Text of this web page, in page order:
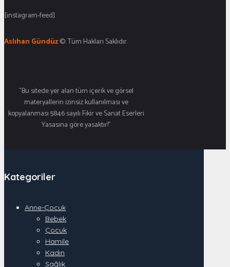
[instagram-feed]
Aslıhan Gündüz©. Tüm Hakları Saklıdır.
"Bu sitede yer alan tüm içerik ve görsel
materyallerin izinsiz kullanılması ve
kopyalanması 5846 sayılı Fikir ve Sanat Eserleri
Yasasına göre yasaktır!"
Kategoriler
Anne-Çocuk
Bebek
Çocuk
Hamile
Kadın
Sağlık